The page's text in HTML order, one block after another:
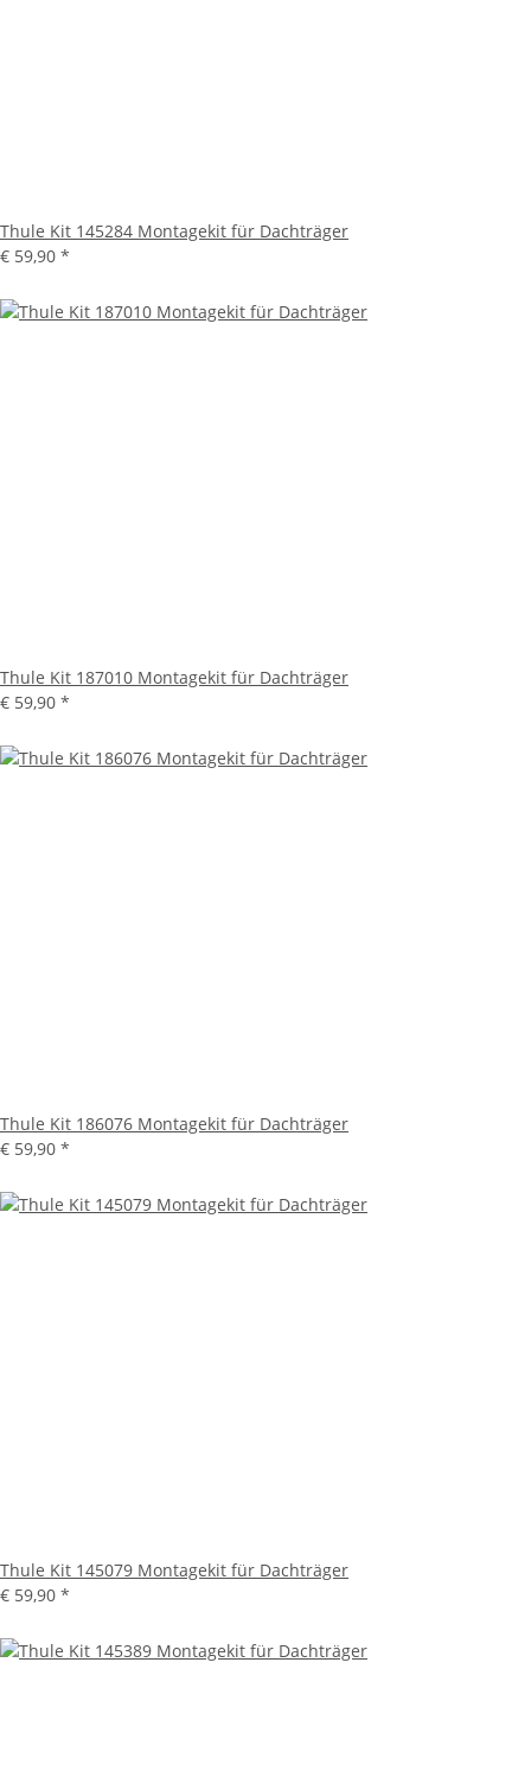
Thule Kit 145284 Montagekit für Dachträger
€ 59,90 *
Thule Kit 187010 Montagekit für Dachträger
€ 59,90 *
Thule Kit 186076 Montagekit für Dachträger
€ 59,90 *
Thule Kit 145079 Montagekit für Dachträger
€ 59,90 *